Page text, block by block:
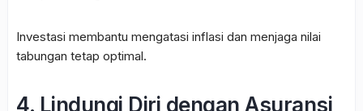
Investasi membantu mengatasi inflasi dan menjaga nilai
tabungan tetap optimal.
4. Lindungi Diri dengan Asuransi